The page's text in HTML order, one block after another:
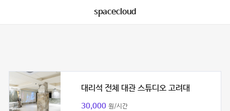
spacecloud
대리석 전체 대관 스튜디오 고려대
30,000 원/시간